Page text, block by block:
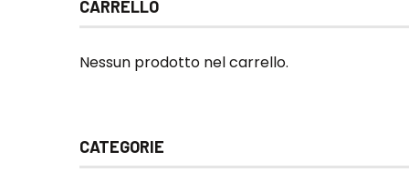
CARRELLO
Nessun prodotto nel carrello.
CATEGORIE